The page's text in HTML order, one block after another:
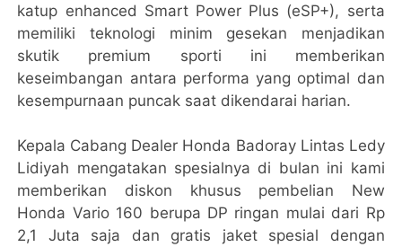
katup enhanced Smart Power Plus (eSP+), serta
memiliki teknologi minim gesekan menjadikan
skutik premium sporti ini memberikan
keseimbangan antara performa yang optimal dan
kesempurnaan puncak saat dikendarai harian.
Kepala Cabang Dealer Honda Badoray Lintas Ledy
Lidiyah mengatakan spesialnya di bulan ini kami
memberikan diskon khusus pembelian New
Honda Vario 160 berupa DP ringan mulai dari Rp
2,1 Juta saja dan gratis jaket spesial dengan